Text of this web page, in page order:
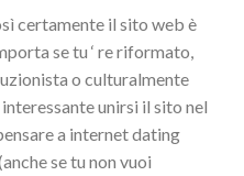
certamente il sito web è
se tu ‘ re riformato,
o culturalmente
unirsi il sito nel
a internet dating
se tu non vuoi